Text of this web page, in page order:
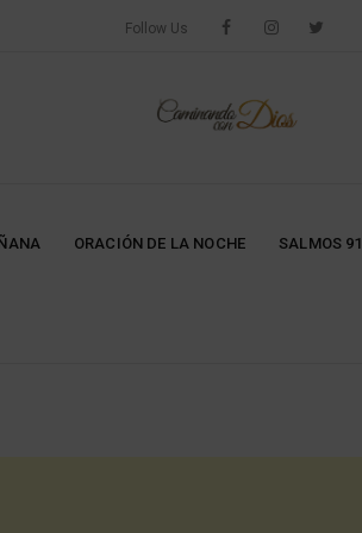
Follow Us
ORACIÓN DE LA NOCHE SALMOS 91